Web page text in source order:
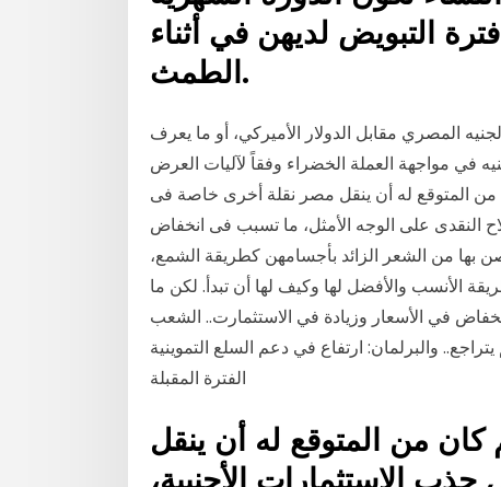
التبويض لديهن في أثناء
الطمث.
المصري مقابل الدولار الأميركي، أو ما يعرف
في مواجهة العملة الخضراء وفقاً لآليات العرض
من المتوقع له أن ينقل مصر نقلة أخرى خاصة فى
النقدى على الوجه الأمثل، ما تسبب فى انخفاض
بها من الشعر الزائد بأجسامهن كطريقة الشمع،
الأنسب والأفضل لها وكيف لها أن تبدأ. لكن ما
في الأسعار وزيادة في الاستثمارت.. الشعب
والبرلمان: ارتفاع في دعم السلع التموينية
الفترة المقبلة
كان من المتوقع له أن ينقل
الاستثمارات الأجنبية،